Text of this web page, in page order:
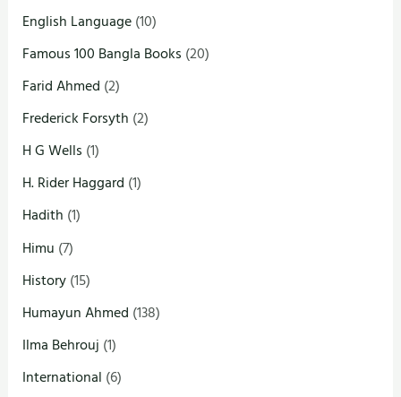
English Language(10)
Famous 100 Bangla Books (20)
Farid Ahmed (2)
Frederick Forsyth (2)
H G Wells (1)
H. Rider Haggard (1)
Hadith (1)
Himu (7)
History(15)
Humayun Ahmed (138)
Ilma Behrouj (1)
International (6)